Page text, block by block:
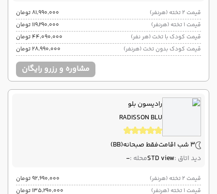
قیمت 2 تخته (هرنفر)
۸۱٬۹۹۰٬۰۰۰ تومان
قیمت 1 تخته (هرنفر)
۱۱۹٬۲۹۰٬۰۰۰ تومان
قیمت کودک با تخت (هر نفر)
۴۴٬۰۹۰٬۰۰۰ تومان
قیمت کودک بدون تخت (هرنفر)
۲۸٬۹۹۰٬۰۰۰ تومان
مشاوره و رزرو رایگان
رادیسون بلو
RADISSON BLU
3 شب اقامت فقط صبحانه(BB)
دید اتاق :STD viewمحله :-
قیمت 2 تخته (هرنفر)
۹۲٬۶۹۰٬۰۰۰ تومان
قیمت 1 تخته (هرنفر)
۱۳۵٬۲۹۰٬۰۰۰ تومان